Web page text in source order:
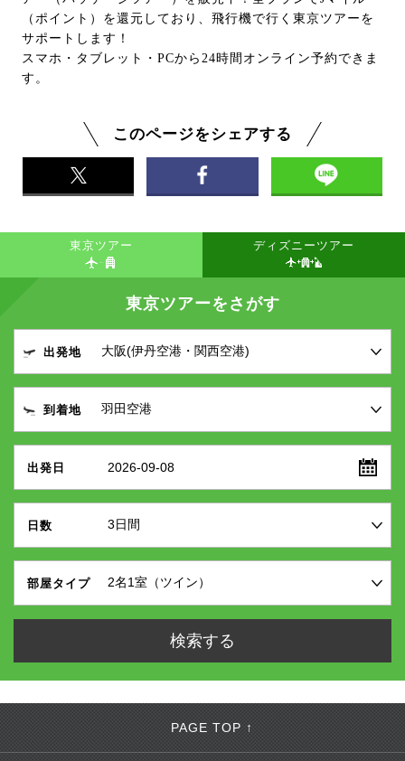
（ポイント）を還元しており、飛行機で行く東京ツアーを
サポートします！
スマホ・タブレット・PCから24時間オンライン予約できま
す。
このページをシェアする
東京ツアー ディズニーツアー
東京ツアーをさがす
出発地
到着地
出発日 2026-09-08
日数
部屋タイプ
PAGE TOP ↑